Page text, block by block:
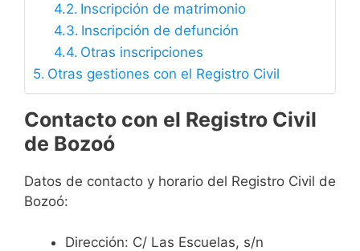
Inscripción de matrimonio
Inscripción de defunción
Otras inscripciones
Otras gestiones con el Registro Civil
Contacto con el Registro Civil
de Bozoó
Datos de contacto y horario del Registro Civil de
Bozoó:
Dirección: C/ Las Escuelas, s/n